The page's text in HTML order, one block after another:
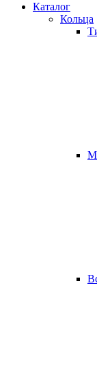
Каталог
Кольца